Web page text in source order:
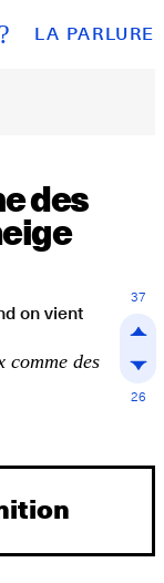
LA PARLURE
?
des
on vient
comme des
37
26